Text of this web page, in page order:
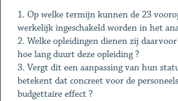
1. Op welke termijn kunnen de 23
werkelijk ingeschakeld worden in het
2. Welke opleidingen dienen zij
hoe lang duurt deze opleiding ?
3. Vergt dit een aanpassing van hun
betekent dat concreet voor de
budgettaire effect ?